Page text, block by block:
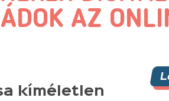
AZ
kíméletlen